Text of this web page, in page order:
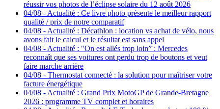
réussir vos photos de l’éclipse solaire du 12 août 2026
04/08 - Actualité : Ce livre photo présente le meilleur rapport
qualité / prix de notre comparatif
04/08 - Actualité : Décathlon : location vs achat de vélo, nous
avons fait le calcul et le résultat est sans appel
04/08 - Actualité : "On est allés trop loin” : Mercedes
reconnaît que ses voitures ont perdu trop de boutons et veut
faire marche arrière
04/08 - Thermostat connecté : la solution pour maîtriser votre
facture énergétique
04/08 - Actualité : Grand Prix MotoGP de Grande-Bretagne
2026 : programme TV complet et horaires